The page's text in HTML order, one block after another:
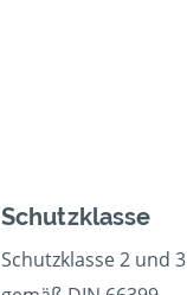
Schutzklasse
Schutzklasse 2 und 3